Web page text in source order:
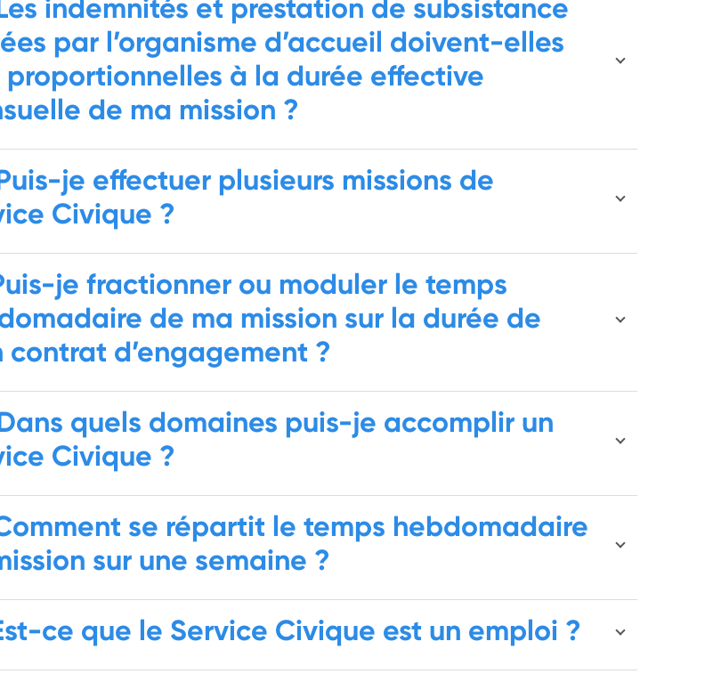
indemnités et prestation de subsistance
par l’organisme d’accueil doivent-elles
proportionnelles à la durée effective
de ma mission ?
je effectuer plusieurs missions de
Civique ?
je fractionner ou moduler le temps
de ma mission sur la durée de
contrat d’engagement ?
quels domaines puis-je accomplir un
Civique ?
se répartit le temps hebdomadaire
sur une semaine ?
ce que le Service Civique est un emploi ?